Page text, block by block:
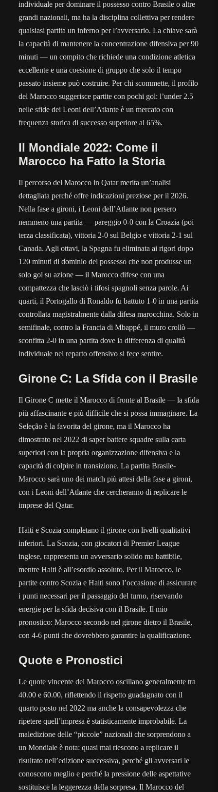
individuale per dominare il possesso contro Brasile o altre
grandi nazionali, ma ha la disciplina collettiva per rendere
qualsiasi partita un inferno per l’avversario. La chiave sarà
la capacità di mantenere la concentrazione difensiva per 90
minuti — un compito che richiede una condizione atletica
eccellente e una coesione di gruppo che solo il tempo
passato insieme può costruire. Per chi scommette, il profilo
del Marocco suggerisce partite con pochi gol: l’under 2.5
nelle sfide dei Leoni dell’Atlante è un mercato con
frequenza storica di successo superiore al 65%.
Il Mondiale 2022: Come il
Marocco ha Fatto la Storia
Il percorso del Marocco in Qatar merita un’analisi
dettagliata perché offre indicazioni preziose per il 2026.
Nella fase a gironi, i Leoni dell’Atlante non persero
nemmeno una partita — pareggio 0-0 con la Croazia (poi
terza classificata), vittoria 2-0 sul Belgio e vittoria 2-1 sul
Canada. Agli ottavi, la Spagna fu eliminata ai rigori dopo
120 minuti di dominio del possesso che non produsse un
solo gol su azione — il Marocco difese con una
compattezza che lasciò i tifosi spagnoli senza parole. Ai
quarti, il Portogallo di Ronaldo fu battuto 1-0 in una partita
controllata magistralmente dalla difesa marocchina. Solo in
semifinale, contro la Francia di Mbappé, il muro crollò —
sconfitta 2-0 in una partita dove la differenza di qualità
individuale nel reparto offensivo si fece sentire.
Girone C: La Sfida con il Brasile
Il Girone C mette il Marocco di fronte al Brasile — la sfida
più affascinante e più difficile che si possa immaginare. La
Seleção è la favorita del girone, ma il Marocco ha
dimostrato nel 2022 di saper battere squadre sulla carta
superiori con la propria organizzazione difensiva e la
capacità di colpire in transizione. La partita Brasile-
Marocco sarà uno dei match più attesi della fase a gironi,
con i Leoni dell’Atlante che cercheranno di replicare le
imprese del Qatar.
Haiti e Scozia completano il girone con livelli qualitativi
inferiori. La Scozia, con giocatori di Premier League
inglese, rappresenta un avversario solido ma battibile,
mentre Haiti è all’esordio assoluto. Per il Marocco, le
partite contro Scozia e Haiti sono l’occasione di assicurare
i punti necessari per il passaggio del turno, riservando
energie per la sfida decisiva con il Brasile. Il mio
pronostico: Marocco secondo nel girone dietro il Brasile,
con 4-6 punti che dovrebbero garantire la qualificazione.
Quote e Pronostici
Le quote vincente del Marocco oscillano generalmente tra
40.00 e 60.00, riflettendo il rispetto guadagnato con il
quarto posto nel 2022 ma anche la consapevolezza che
ripetere quell’impresa è statisticamente improbabile. La
maledizione delle “piccole” nazionali che sorprendono a
un Mondiale è nota: quasi mai riescono a replicare il
risultato nell’edizione successiva, perché gli avversari le
conoscono meglio e perché la pressione delle aspettative
sostituisce la leggerezza della sorpresa. Il Marocco del